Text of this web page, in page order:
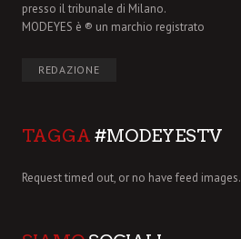
presso il tribunale di Milano.
MODEYES è ® un marchio registrato
REDAZIONE
TAGGA #MODEYESTV
Request timed out, or no have feed images.